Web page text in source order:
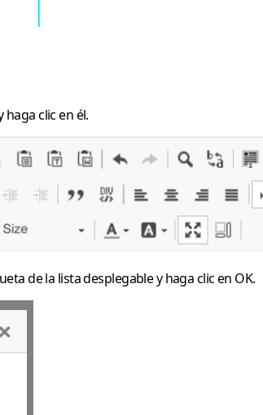
clic en él.
de la lista desplegable y haga clic en OK.